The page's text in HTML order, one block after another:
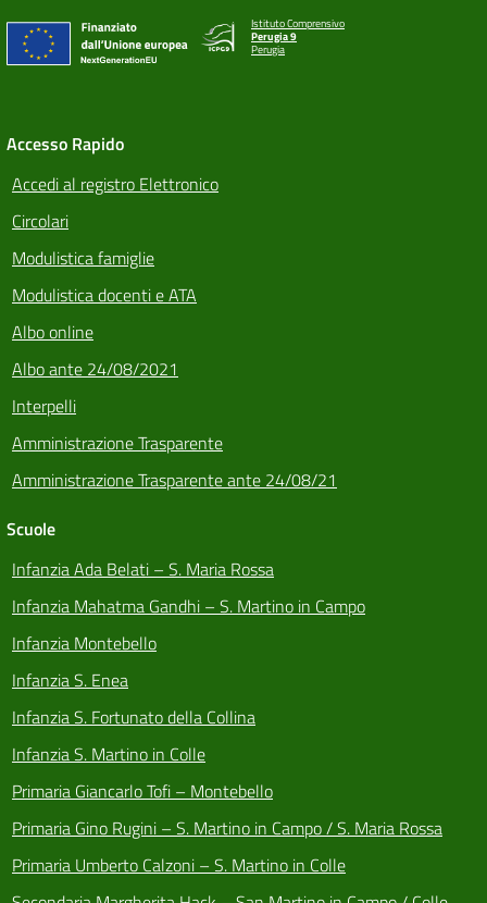
Istituto Comprensivo
Perugia 9
Perugia
Accesso Rapido
Accedi al registro Elettronico
Circolari
Modulistica famiglie
Modulistica docenti e ATA
Albo online
Albo ante 24/08/2021
Interpelli
Amministrazione Trasparente
Amministrazione Trasparente ante 24/08/21
Scuole
Infanzia Ada Belati – S. Maria Rossa
Infanzia Mahatma Gandhi – S. Martino in Campo
Infanzia Montebello
Infanzia S. Enea
Infanzia S. Fortunato della Collina
Infanzia S. Martino in Colle
Primaria Giancarlo Tofi – Montebello
Primaria Gino Rugini – S. Martino in Campo / S. Maria Rossa
Primaria Umberto Calzoni – S. Martino in Colle